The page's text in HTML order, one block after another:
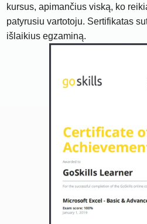
kursus, apimančius viską, ko
patyrusiu vartotoju. Sertifikatas
išlaikius egzaminą.